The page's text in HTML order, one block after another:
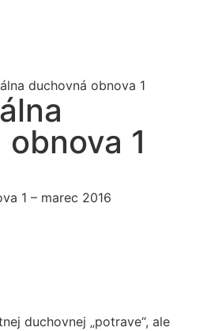
duchovná obnova 1
1
1 – marec 2016
duchovnej „potrave“, ale